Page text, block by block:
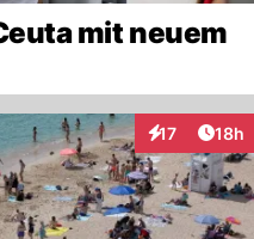
mit neuem
17
Interaktionen
18h